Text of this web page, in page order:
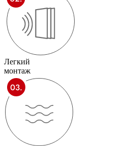
Легкий
монтаж